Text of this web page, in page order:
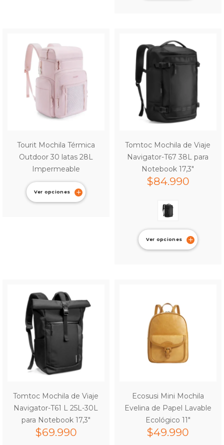
Tourit Mochila Térmica
Outdoor 30 latas 28L
Impermeable
Ver opciones
Tomtoc Mochila de Viaje
Navigator-T67 38L para
Notebook 17,3″
$84.990
Ver opciones
Tomtoc Mochila de Viaje
Navigator-T61 L 25L-30L
para Notebook 17,3″
$69.990
Ecosusi Mini Mochila
Evelina de Papel Lavable
Ecológico 11″
$49.990